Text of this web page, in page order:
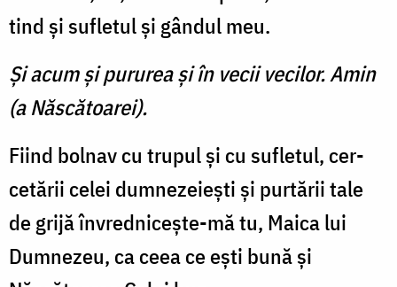
tind și su­fletul și gândul meu.
Şi acum şi pururea şi în vecii vecilor. Amin
(a Născătoarei).
Fiind bolnav cu trupul și cu sufletul, cer­
cetării celei dumnezeiești și purtării tale
de grijă învrednicește-mă tu, Maica lui
Dum­ne­zeu, ca ceea ce ești bună și